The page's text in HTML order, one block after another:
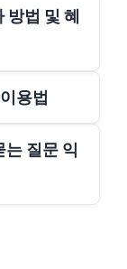
방법 및 혜
용법
는 질문 익